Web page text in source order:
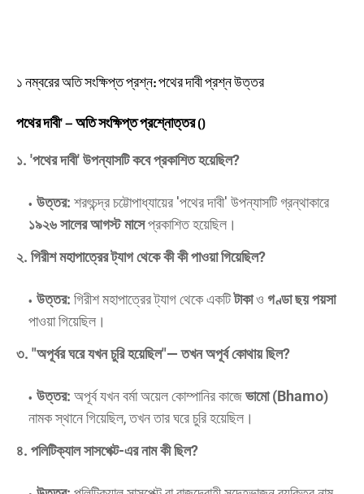
১ নম্বরের অতি সংক্ষিপ্ত প্রশ্ন: পথের দাবী প্রশ্ন উত্তর
পথের দাবী' – অতি সংক্ষিপ্ত প্রশ্নোত্তর ()
১. 'পথের দাবী' উপন্যাসটি কবে প্রকাশিত হয়েছিল?
উত্তর: শরৎচন্দ্র চট্টোপাধ্যায়ের 'পথের দাবী' উপন্যাসটি গ্রন্থাকারে
১৯২৬ সালের আগস্ট মাসেপ্রকাশিত হয়েছিল।
২. গিরীশ মহাপাত্রের ট্যাগ থেকে কী কী পাওয়া গিয়েছিল?
উত্তর: গিরীশ মহাপাত্রের ট্যাগ থেকে একটিটাকাও গণ্ডা ছয় পয়সা
পাওয়া গিয়েছিল।
৩. "অপূর্বর ঘরে যখন চুরি হয়েছিল"— তখন অপূর্ব কোথায় ছিল?
উত্তর: অপূর্ব যখন বর্মা অয়েল কোম্পানির কাজেভামো (Bhamo)
নামক স্থানে গিয়েছিল, তখন তার ঘরে চুরি হয়েছিল।
৪. পলিটিক্যাল সাসপেক্ট-এর নাম কী ছিল?